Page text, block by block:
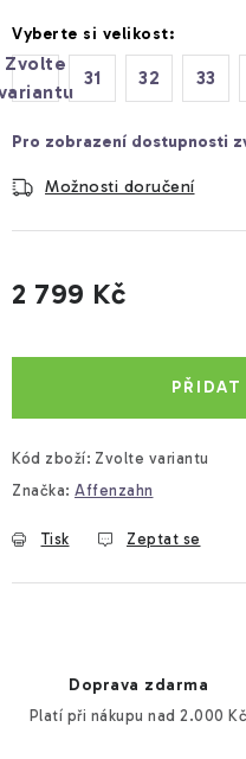
Vyberte si velikost:
Zvolte
31 32 33
Možnosti doručení
2 799 Kč
Kód zboží: Zvolte variantu
Značka: Affenzahn
Tisk Zeptat se
Doprava zdarma
Platí při nákupu nad 2.000 Kč